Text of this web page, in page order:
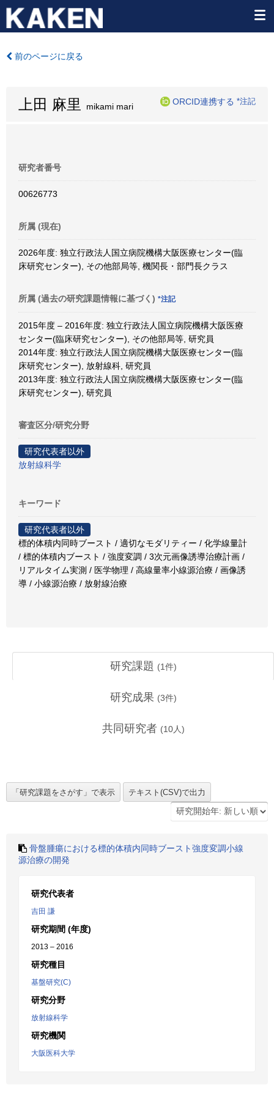
前のページに戻る
上田 麻里 mikami mari
ORCID連携する *注記
研究者番号
00626773
所属 (現在)
2026年度: 独立行政法人国立病院機構大阪医療センター(臨
床研究センター), その他部局等, 機関長・部門長クラス
所属 (過去の研究課題情報に基づく) *注記
2015年度 – 2016年度: 独立行政法人国立病院機構大阪医療
センター(臨床研究センター), その他部局等, 研究員
2014年度: 独立行政法人国立病院機構大阪医療センター(臨
床研究センター), 放射線科, 研究員
2013年度: 独立行政法人国立病院機構大阪医療センター(臨
床研究センター), 研究員
審査区分/研究分野
研究代表者以外
放射線科学
キーワード
研究代表者以外
標的体積内同時ブースト / 適切なモダリティー / 化学線量計
/ 標的体積内ブースト / 強度変調 / 3次元画像誘導治療計画 /
リアルタイム実測 / 医学物理 / 高線量率小線源治療 / 画像誘
導 / 小線源治療 / 放射線治療
研究課題 (1件)
研究成果 (3件)
共同研究者 (10人)
骨盤腫瘍における標的体積内同時ブースト強度変調小線
源治療の開発
研究代表者
吉田 謙
研究期間 (年度)
2013 – 2016
研究種目
基盤研究(C)
研究分野
放射線科学
研究機関
大阪医科大学